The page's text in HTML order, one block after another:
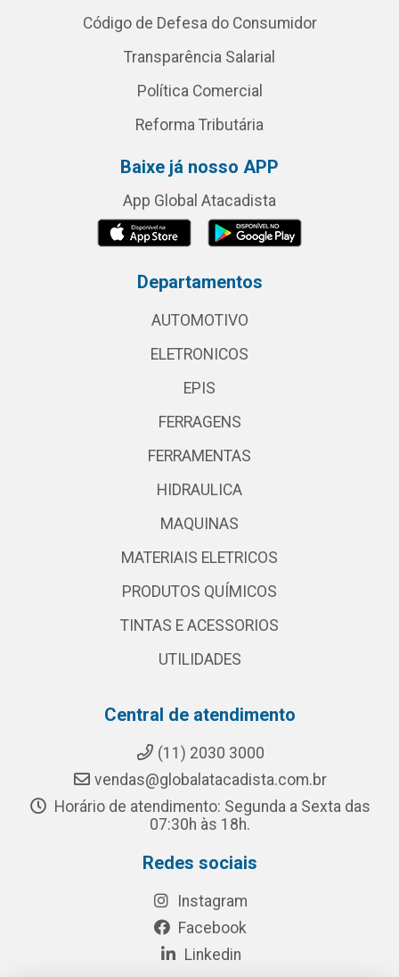
Código de Defesa do Consumidor
Transparência Salarial
Política Comercial
Reforma Tributária
Baixe já nosso APP
App Global Atacadista
Departamentos
AUTOMOTIVO
ELETRONICOS
EPIS
FERRAGENS
FERRAMENTAS
HIDRAULICA
MAQUINAS
MATERIAIS ELETRICOS
PRODUTOS QUÍMICOS
TINTAS E ACESSORIOS
UTILIDADES
Central de atendimento
(11) 2030 3000
vendas@globalatacadista.com.br
Horário de atendimento: Segunda a Sexta das
07:30h às 18h.
Redes sociais
Instagram
Facebook
Linkedin